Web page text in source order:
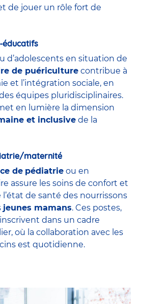
de jouer un rôle fort de
éducatifs
d’adolescents en situation de
de puériculture contribue à
et l’intégration sociale, en
équipes pluridisciplinaires.
en lumière la dimension
et inclusive de la
maternité
de pédiatrie ou en
assure les soins de confort et
l’état de santé des nourrissons
jeunes mamans. Ces postes,
dans un cadre
où la collaboration avec les
est quotidienne.